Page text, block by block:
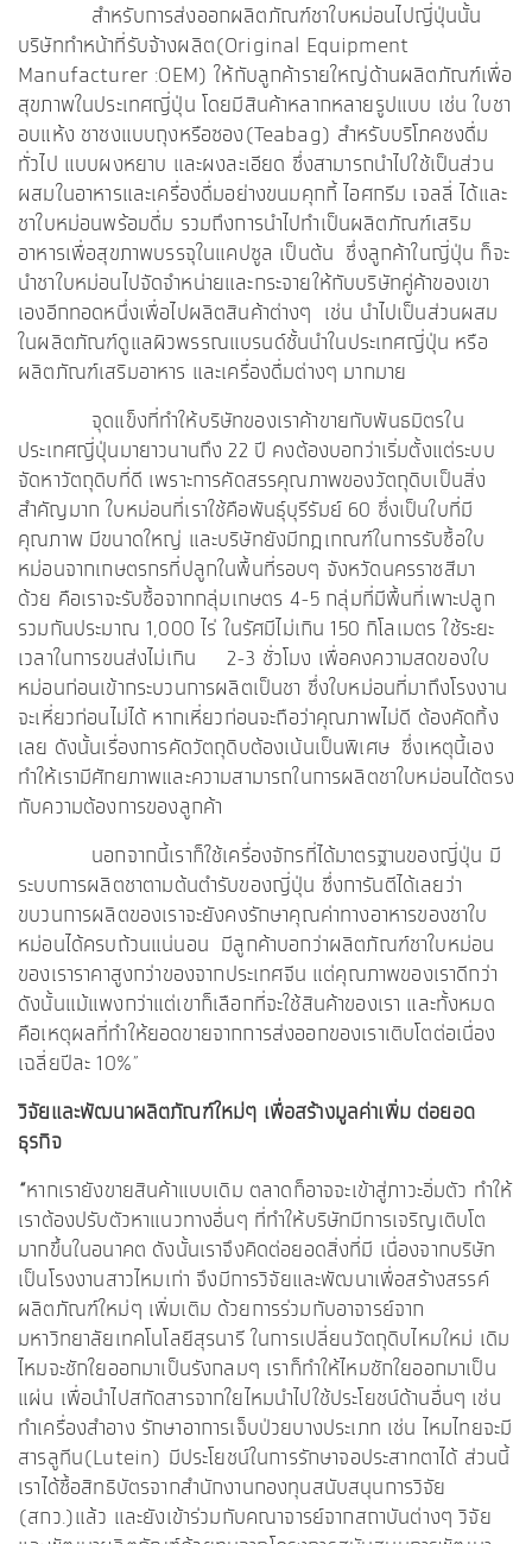
สำหรับการส่งออกผลิตภัณฑ์ชาใบหม่อนไปญี่ปุ่นนั้น
บริษัททำหน้าที่รับจ้างผลิต(Original Equipment
Manufacturer :OEM) ให้กับลูกค้ารายใหญ่ด้านผลิตภัณฑ์เพื่อ
สุขภาพในประเทศญี่ปุ่น โดยมีสินค้าหลากหลายรูปแบบ เช่น ใบชา
อบแห้ง ชาชงแบบถุงหรือซอง(Teabag) สำหรับบริโภคชงดื่ม
ทั่วไป แบบผงหยาบ และผงละเอียด ซึ่งสามารถนำไปใช้เป็นส่วน
ผสมในอาหารและเครื่องดื่มอย่างขนมคุกกี้ ไอศกรีม เจลลี่ ได้และ
ชาใบหม่อนพร้อมดื่ม รวมถึงการนำไปทำเป็นผลิตภัณฑ์เสริม
อาหารเพื่อสุขภาพบรรจุในแคปซูล เป็นต้น ซึ่งลูกค้าในญี่ปุ่น ก็จะ
นำชาใบหม่อนไปจัดจำหน่ายและกระจายให้กับบริษัทคู่ค้าของเขา
เองอีกทอดหนึ่งเพื่อไปผลิตสินค้าต่างๆ เช่น นำไปเป็นส่วนผสม
ในผลิตภัณฑ์ดูแลผิวพรรณแบรนด์ชั้นนำในประเทศญี่ปุ่น หรือ
ผลิตภัณฑ์เสริมอาหาร และเครื่องดื่มต่างๆ มากมาย
จุดแข็งที่ทำให้บริษัทของเราค้าขายกับพันธมิตรใน
ประเทศญี่ปุ่นมายาวนานถึง 22 ปี คงต้องบอกว่าเริ่มตั้งแต่ระบบ
จัดหาวัตถุดิบที่ดี เพราะการคัดสรรคุณภาพของวัตถุดิบเป็นสิ่ง
สำคัญมาก ใบหม่อนที่เราใช้คือพันธุ์บุรีรัมย์ 60 ซึ่งเป็นใบที่มี
คุณภาพ มีขนาดใหญ่ และบริษัทยังมีกฎเกณฑ์ในการรับซื้อใบ
หม่อนจากเกษตรกรที่ปลูกในพื้นที่รอบๆ จังหวัดนครราชสีมา
ด้วย คือเราจะรับซื้อจากกลุ่มเกษตร 4-5 กลุ่มที่มีพื้นที่เพาะปลูก
รวมกันประมาณ 1,000 ไร่ ในรัศมีไม่เกิน 150 กิโลเมตร ใช้ระยะ
เวลาในการขนส่งไม่เกิน 2-3 ชั่วโมง เพื่อคงความสดของใบ
หม่อนก่อนเข้ากระบวนการผลิตเป็นชา ซึ่งใบหม่อนที่มาถึงโรงงาน
จะเหี่ยวก่อนไม่ได้ หากเหี่ยวก่อนจะถือว่าคุณภาพไม่ดี ต้องคัดทิ้ง
เลย ดังนั้นเรื่องการคัดวัตถุดิบต้องเน้นเป็นพิเศษ ซึ่งเหตุนี้เอง
ทำให้เรามีศักยภาพและความสามารถในการผลิตชาใบหม่อนได้ตรง
กับความต้องการของลูกค้า
นอกจากนี้เราก็ใช้เครื่องจักรที่ได้มาตรฐานของญี่ปุ่น มี
ระบบการผลิตชาตามต้นตำรับของญี่ปุ่น ซึ่งการันตีได้เลยว่า
ขบวนการผลิตของเราจะยังคงรักษาคุณค่าทางอาหารของชาใบ
หม่อนได้ครบถ้วนแน่นอน มีลูกค้าบอกว่าผลิตภัณฑ์ชาใบหม่อน
ของเราราคาสูงกว่าของจากประเทศจีน แต่คุณภาพของเราดีกว่า
ดังนั้นแม้แพงกว่าแต่เขาก็เลือกที่จะใช้สินค้าของเรา และทั้งหมด
คือเหตุผลที่ทำให้ยอดขายจากการส่งออกของเราเติบโตต่อเนื่อง
เฉลี่ยปีละ 10%”
วิจัยและพัฒนาผลิตภัณฑ์ใหม่ๆ เพื่อสร้างมูลค่าเพิ่ม ต่อยอด
ธุรกิจ
“หากเรายังขายสินค้าแบบเดิม ตลาดก็อาจจะเข้าสู่ภาวะอิ่มตัว ทำให้
เราต้องปรับตัวหาแนวทางอื่นๆ ที่ทำให้บริษัทมีการเจริญเติบโต
มากขึ้นในอนาคต ดังนั้นเราจึงคิดต่อยอดสิ่งที่มี เนื่องจากบริษัท
เป็นโรงงานสาวไหมเก่า จึงมีการวิจัยและพัฒนาเพื่อสร้างสรรค์
ผลิตภัณฑ์ใหม่ๆ เพิ่มเติม ด้วยการร่วมกับอาจารย์จาก
มหาวิทยาลัยเทคโนโลยีสุรนารี ในการเปลี่ยนวัตถุดิบไหมใหม่ เดิม
ไหมจะชักใยออกมาเป็นรังกลมๆ เราก็ทำให้ไหมชักใยออกมาเป็น
แผ่น เพื่อนำไปสกัดสารจากใยไหมนำไปใช้ประโยชน์ด้านอื่นๆ เช่น
ทำเครื่องสำอาง รักษาอาการเจ็บป่วยบางประเภท เช่น ไหมไทยจะมี
สารลูทีน(Lutein) มีประโยชน์ในการรักษาจอประสาทตาได้ ส่วนนี้
เราได้ซื้อสิทธิบัตรจากสำนักงานกองทุนสนับสนุนการวิจัย
(สกว.)แล้ว และยังเข้าร่วมกับคณาจารย์จากสถาบันต่างๆ วิจัย